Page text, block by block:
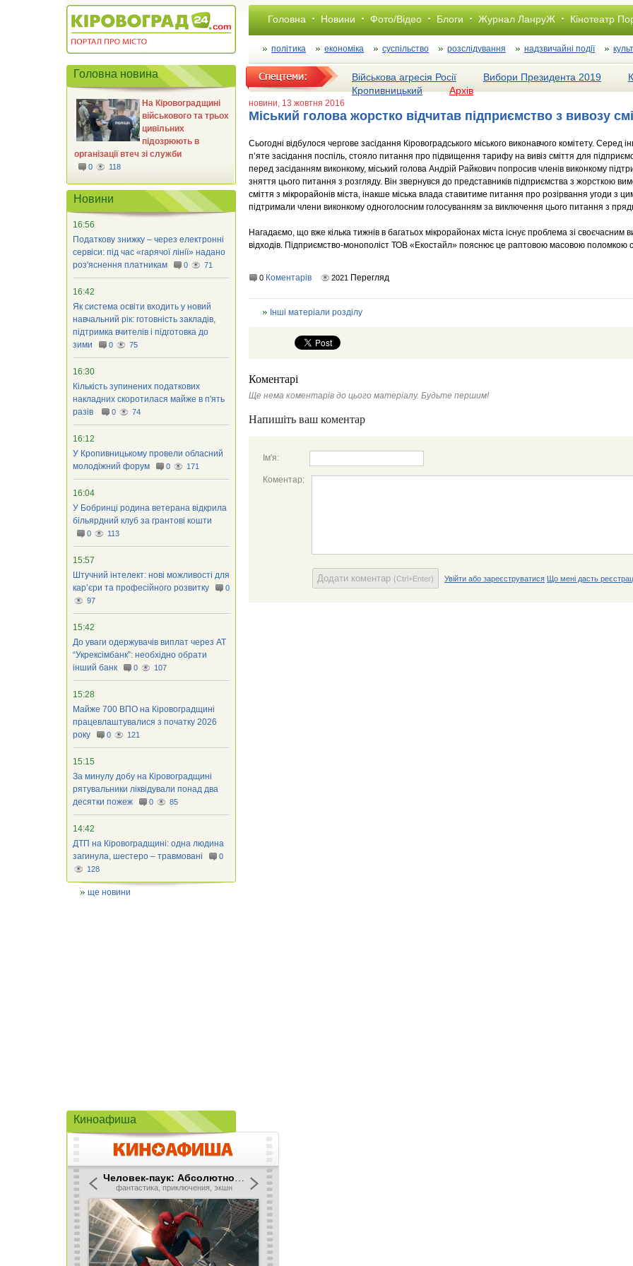
Головна Новини Фото/Відео Блоги Журнал ЛанруЖ Кінотеатр
політика економіка суспільство розслiдування надзвичайні події
Військова агресія Росії Вибори Президента 2019
Кропивницький
Архів
новини, 13 жовтня 2016
Міський голова жорстко відчитав підприємство з вивозу
Сьогодні відбулося чергове засідання Кіровоградського міського виконавчого комітету. Серед
п’яте засідання поспіль, стояло питання про підвищення тарифу на вивіз сміття для
перед засіданням виконкому, міський голова Андрій Райкович попросив членів виконкому
зняття цього питання з розгляду. Він звернувся до представників підприємства з жорсткою
сміття з мікрорайонів міста, інакше міська влада ставитиме питання про розірвання угоди з
підтримали члени виконкому одноголосним голосуванням за виключення цього питання з
Нагадаємо, що вже кілька тижнів в багатьох мікрорайонах міста існує проблема зі своєчасним
відходів. Підприємство-монополіст ТОВ «Екостайл» пояснює це раптовою масовою поломкою
0 Коментарів 2021 Перегляд
Інші матеріали розділу
Коментарі
Ще нема коментарів до цього матеріалу. Будьте першим!
Напишіть ваш коментар
Ім'я:
Коментар:
Додати коментар (Ctrl+Enter) Увійти або зареєструватися Що мені дасть
Головна новина
На Кіровоградщині
військового та трьох
цивільних
підозрюють в
організації втеч зі служби
0 118
Новини
16:56
Податкову знижку – через електронні
сервіси: під час «гарячої лінії» надано
роз'яснення платникам
0 71
16:42
Як система освіти входить у новий
навчальний рік: готовність закладів,
підтримка вчителів і підготовка до
зими
0 75
16:30
Кількість зупинених податкових
накладних скоротилася майже в п'ять
разів
0 74
16:12
У Кропивницькому провели обласний
молодіжний форум
0 171
16:04
У Бобринці родина ветерана відкрила
більярдний клуб за грантові кошти
0 113
15:57
Штучний інтелект: нові можливості для
кар’єри та професійного розвитку
0
97
15:42
До уваги одержувачів виплат через АТ
“Укрексімбанк”: необхідно обрати
інший банк
0 107
15:28
Майже 700 ВПО на Кіровоградщині
працевлаштувалися з початку 2026
року
0 121
15:15
За минулу добу на Кіровоградщині
рятувальники ліквідували понад два
десятки пожеж
0 85
14:42
ДТП на Кіровоградщині: одна людина
загинула, шестеро – травмовані
0
128
ще новини
Киноафиша